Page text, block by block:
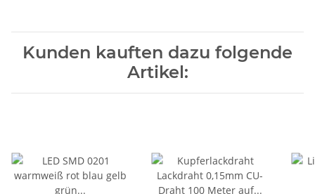
Kunden kauften dazu folgende
Artikel: